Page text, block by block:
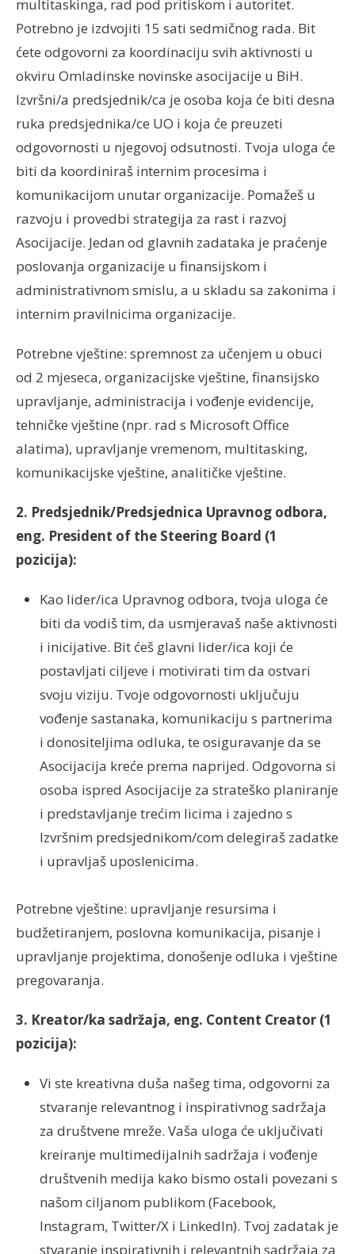
multitaskinga, rad pod pritiskom i autoritet.
Potrebno je izdvojiti 15 sati sedmičnog rada. Bit
ćete odgovorni za koordinaciju svih aktivnosti u
okviru Omladinske novinske asocijacije u BiH.
Izvršni/a predsjednik/ca je osoba koja će biti desna
ruka predsjednika/ce UO i koja će preuzeti
odgovornosti u njegovoj odsutnosti. Tvoja uloga će
biti da koordiniraš internim procesima i
komunikacijom unutar organizacije. Pomažeš u
razvoju i provedbi strategija za rast i razvoj
Asocijacije. Jedan od glavnih zadataka je praćenje
poslovanja organizacije u finansijskom i
administrativnom smislu, a u skladu sa zakonima i
internim pravilnicima organizacije.
Potrebne vještine: spremnost za učenjem u obuci
od 2 mjeseca, organizacijske vještine, finansijsko
upravljanje, administracija i vođenje evidencije,
tehničke vještine (npr. rad s Microsoft Office
alatima), upravljanje vremenom, multitasking,
komunikacijske vještine, analitičke vještine.
2. Predsjednik/Predsjednica Upravnog odbora,
eng. President of the Steering Board (1
pozicija):
Kao lider/ica Upravnog odbora, tvoja uloga će
biti da vodiš tim, da usmjeravaš naše aktivnosti
i inicijative. Bit ćeš glavni lider/ica koji će
postavljati ciljeve i motivirati tim da ostvari
svoju viziju. Tvoje odgovornosti uključuju
vođenje sastanaka, komunikaciju s partnerima
i donositeljima odluka, te osiguravanje da se
Asocijacija kreće prema naprijed. Odgovorna si
osoba ispred Asocijacije za strateško planiranje
i predstavljanje trećim licima i zajedno s
Izvršnim predsjednikom/com delegiraš zadatke
i upravljaš uposlenicima.
Potrebne vještine: upravljanje resursima i
budžetiranjem, poslovna komunikacija, pisanje i
upravljanje projektima, donošenje odluka i vještine
pregovaranja.
3. Kreator/ka sadržaja, eng. Content Creator (1
pozicija):
Vi ste kreativna duša našeg tima, odgovorni za
stvaranje relevantnog i inspirativnog sadržaja
za društvene mreže. Vaša uloga će uključivati
kreiranje multimedijalnih sadržaja i vođenje
društvenih medija kako bismo ostali povezani s
našom ciljanom publikom (Facebook,
Instagram, Twitter/X i LinkedIn). Tvoj zadatak je
stvaranje inspirativnih i relevantnih sadržaja za